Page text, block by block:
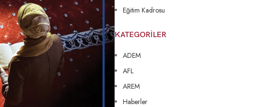
Eğitim Kadrosu
KATEGORILER
ADEM
AFL
AREM
Haberler